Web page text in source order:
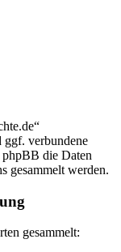
ggf. verbundene
die Daten
gesammelt werden.
gesammelt: